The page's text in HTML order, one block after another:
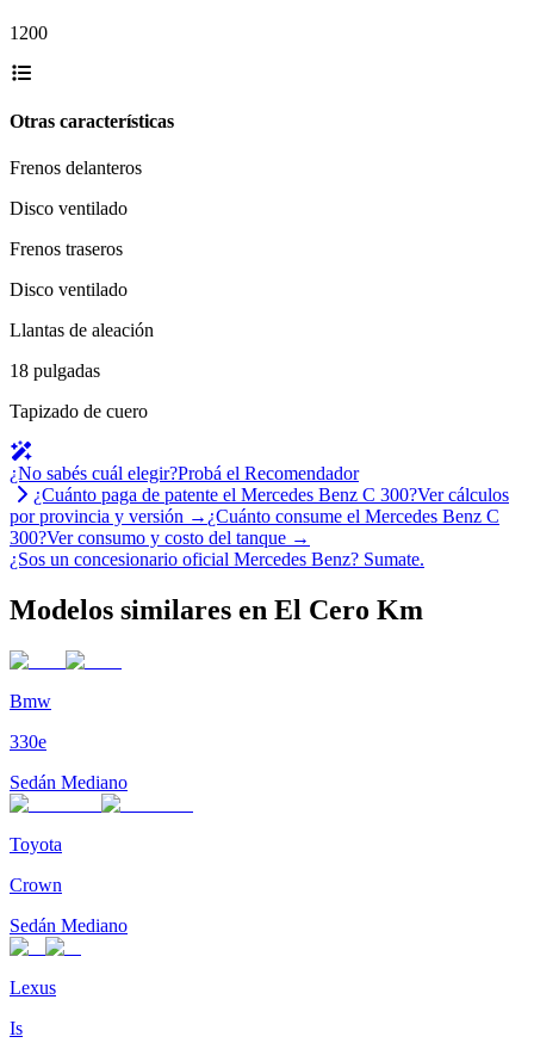
1200
Otras características
Frenos delanteros
Disco ventilado
Frenos traseros
Disco ventilado
Llantas de aleación
18 pulgadas
Tapizado de cuero
¿No sabés cuál elegir?Probá el Recomendador
¿Cuánto paga de patente el Mercedes Benz C 300?Ver cálculos
por provincia y versión → ¿Cuánto consume el Mercedes Benz C
300?Ver consumo y costo del tanque →
¿Sos un concesionario oficial Mercedes Benz? Sumate.
Modelos similares en El Cero Km
Bmw
330e
Sedán Mediano
Toyota
Crown
Sedán Mediano
Lexus
Is